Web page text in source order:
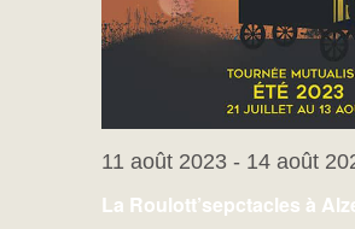
La Roulott’sepctacles à
11 août 2023 - 14 août